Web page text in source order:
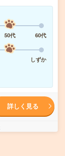
50代
60代
しずか
詳しく見る